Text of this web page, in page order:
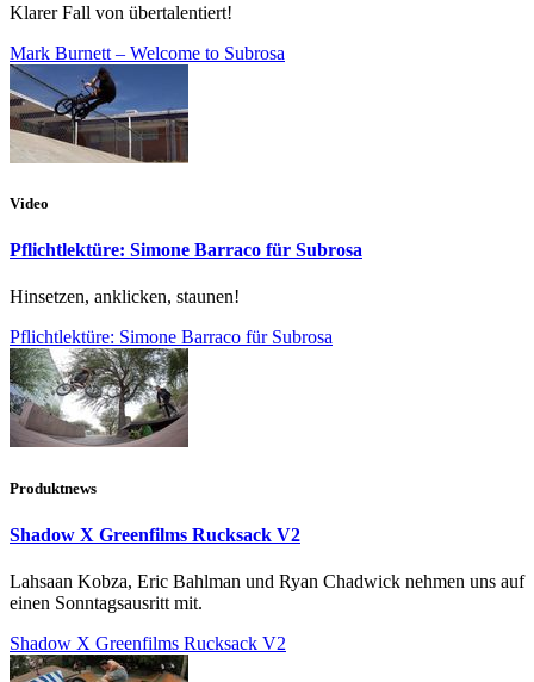
Klarer Fall von übertalentiert!
Mark Burnett – Welcome to Subrosa
Video
Pflichtlektüre: Simone Barraco für Subrosa
Hinsetzen, anklicken, staunen!
Pflichtlektüre: Simone Barraco für Subrosa
Produktnews
Shadow X Greenfilms Rucksack V2
Lahsaan Kobza, Eric Bahlman und Ryan Chadwick nehmen uns auf
einen Sonntagsausritt mit.
Shadow X Greenfilms Rucksack V2